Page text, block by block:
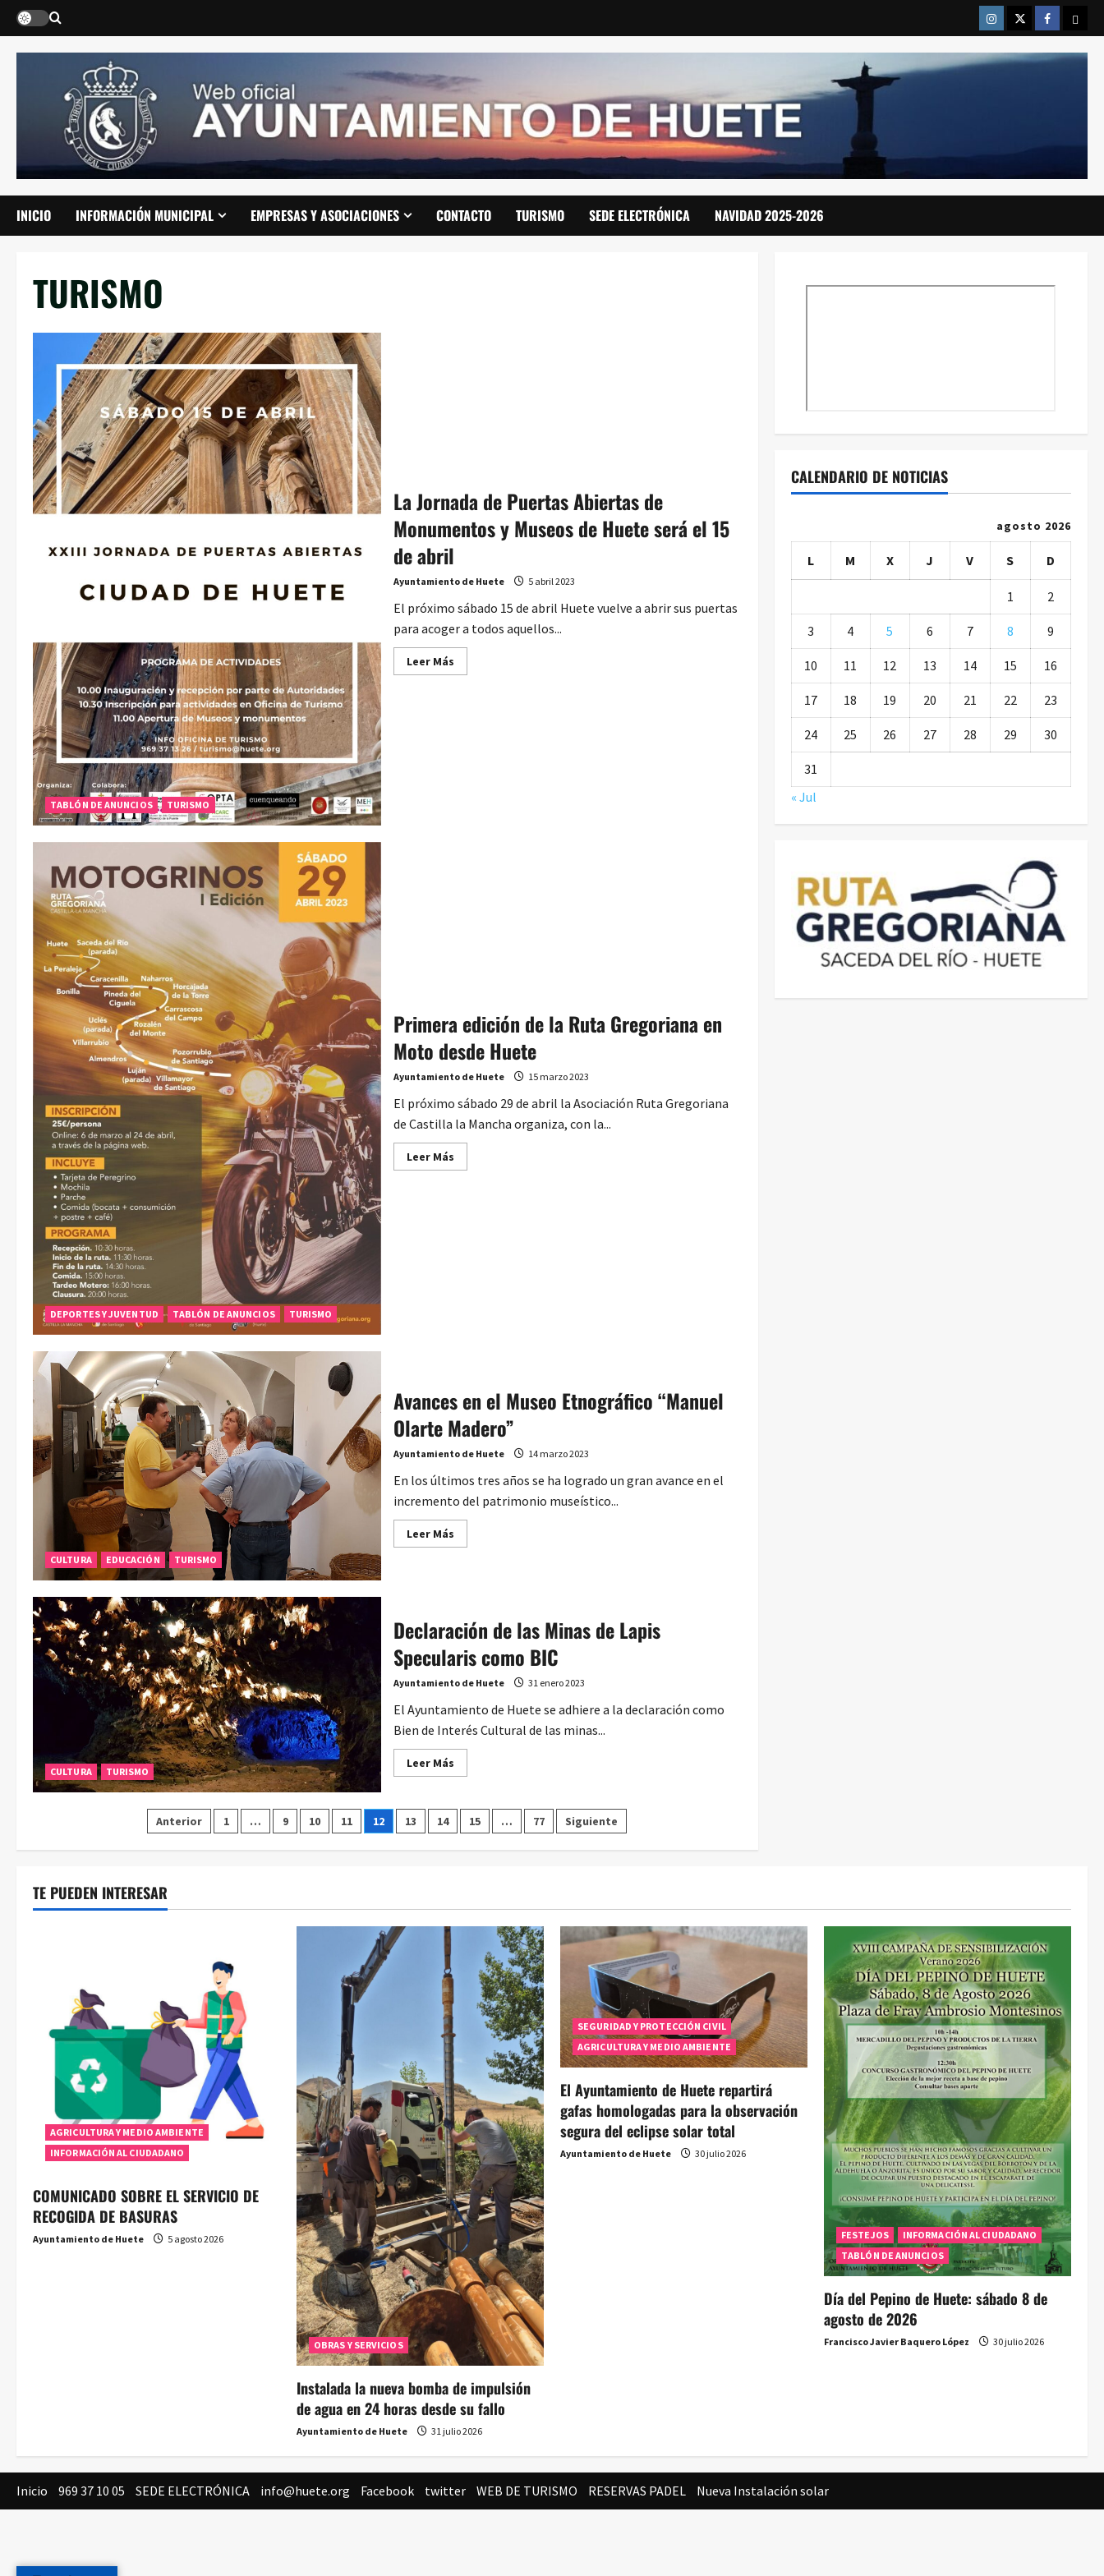
Saltar
contenido
Instragram
TwitterFacebook
INICIO INFORMACIÓN MUNICIPAL EMPRESAS Y ASOCIACIONES CONTACTO TURISMO SEDE ELECTRÓNICA NAVIDAD 2025-2026
TURISMO
TABLÓN DE ANUNCIOS TURISMO
La Jornada de Puertas Abiertas de
Monumentos y Museos de Huete será el 15
de abril
Ayuntamiento de Huete 5 abril 2023
El próximo sábado 15 de abril Huete vuelve a abrir sus puertas
para acoger a todos aquellos...
Leer MásLeer
más
DEPORTES Y JUVENTUD TABLÓN DE ANUNCIOS TURISMO
Primera edición de la Ruta Gregoriana en
Moto desde Huete
Ayuntamiento de Huete 15 marzo 2023
El próximo sábado 29 de abril la Asociación Ruta Gregoriana
de Castilla la Mancha organiza, con la...
Leer MásLeer
más
CULTURA EDUCACIÓN TURISMO
Avances en el Museo Etnográfico “Manuel
Olarte Madero”
Ayuntamiento de Huete 14 marzo 2023
En los últimos tres años se ha logrado un gran avance en el
incremento del patrimonio museístico...
Leer MásLeer
más
Etnográfico
“Manuel
Olarte
Madero”
CULTURA TURISMO
Declaración de las Minas de Lapis
Specularis como BIC
Ayuntamiento de Huete 31 enero 2023
El Ayuntamiento de Huete se adhiere a la declaración como
Bien de Interés Cultural de las minas...
Leer MásLeer
más
Declaración
las
de
Paginación
de
entradas
Anterior 1 … 9 10 11 12 13 14 15 … 77 Siguiente
CALENDARIO DE NOTICIAS
agosto 2026
L M X J V S D
1 2
3 4 5 6 7 8 9
10 11 12 13 14 15 16
17 18 19 20 21 22 23
24 25 26 27 28 29 30
31
« Jul
TE PUEDEN INTERESAR
AGRICULTURA Y MEDIO AMBIENTE
INFORMACIÓN AL CIUDADANO
COMUNICADO SOBRE EL SERVICIO DE
RECOGIDA DE BASURAS
Ayuntamiento de Huete 5 agosto 2026
OBRAS Y SERVICIOS
Instalada la nueva bomba de impulsión
de agua en 24 horas desde su fallo
Ayuntamiento de Huete 31 julio 2026
SEGURIDAD Y PROTECCIÓN CIVIL
AGRICULTURA Y MEDIO AMBIENTE
El Ayuntamiento de Huete repartirá
gafas homologadas para la observación
segura del eclipse solar total
Ayuntamiento de Huete 30 julio 2026
FESTEJOS
INFORMACIÓN AL CIUDADANO
TABLÓN DE ANUNCIOS
Día del Pepino de Huete: sábado 8 de
agosto de 2026
Francisco Javier Baquero López 30 julio 2026
Inicio 969 37 10 05 SEDE ELECTRÓNICA info@huete.org Facebook twitter WEB DE TURISMO RESERVAS PADEL Nueva Instalación solar